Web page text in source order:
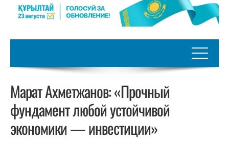
Марат Ахметжанов: «Прочный
фундамент любой устойчивой
экономики — инвестиции»